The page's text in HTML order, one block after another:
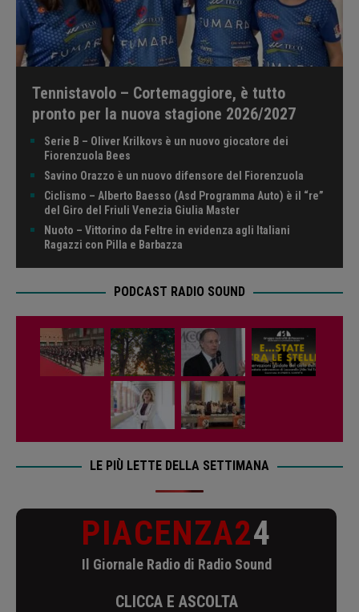
Tennistavolo – Cortemaggiore, è tutto
pronto per la nuova stagione 2026/2027
Serie B – Oliver Krilkovs è un nuovo giocatore dei
Fiorenzuola Bees
Savino Orazzo è un nuovo difensore del Fiorenzuola
Ciclismo – Alberto Baesso (Asd Programma Auto) è il “re”
del Giro del Friuli Venezia Giulia Master
Nuoto – Vittorino da Feltre in evidenza agli Italiani
Ragazzi con Pilla e Barbazza
PODCAST RADIO SOUND
LE PIÙ LETTE DELLA SETTIMANA
PIACENZA24
Il Giornale Radio di Radio Sound
CLICCA E ASCOLTA